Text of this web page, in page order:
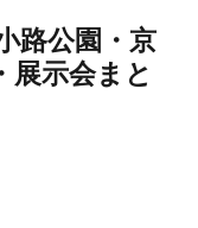
路公園・京
展示会まと